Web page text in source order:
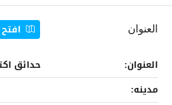
العنوان
العنوان:
حدائق
مدينه: